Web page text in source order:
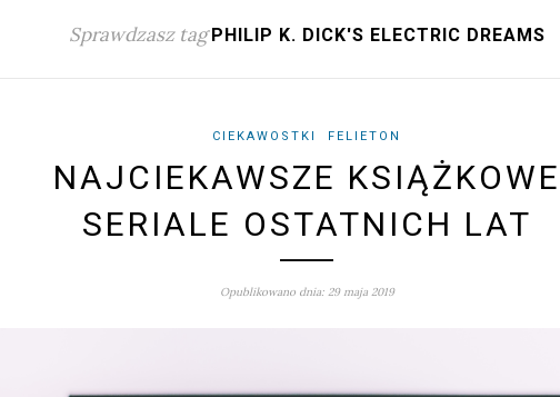
Sprawdzasz tag PHILIP K. DICK'S ELECTRIC DREAMS
CIEKAWOSTKI FELIETON
NAJCIEKAWSZE KSIĄŻKOWE
SERIALE OSTATNICH LAT
Opublikowano dnia: 29 maja 2019